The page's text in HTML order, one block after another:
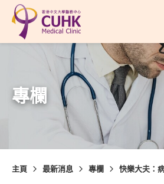
Skip to main content
專欄
主頁 最新消息 專欄 快樂大夫：